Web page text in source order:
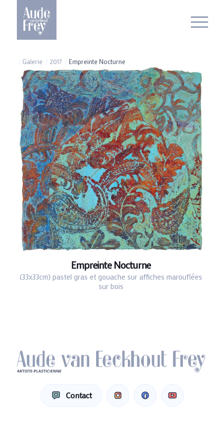
Galerie 2017 Empreinte Nocturne
Empreinte Nocturne
(33x33cm) pastel gras et gouache sur affiches marouflées
sur bois
Contact